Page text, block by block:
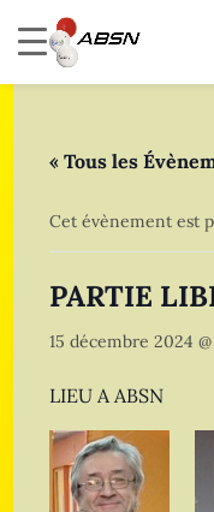
« Tous les
Cet évènement est
PARTIE
15 décembre 2024
LIEU A ABSN